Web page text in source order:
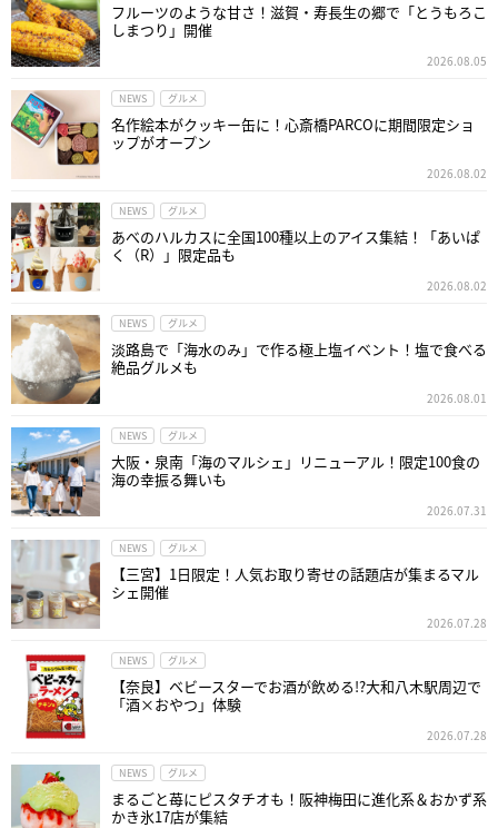
フルーツのような甘さ！滋賀・寿長生の郷で「とうもろこ
しまつり」開催
2026.08.05
NEWS グルメ
名作絵本がクッキー缶に！心斎橋PARCOに期間限定ショ
ップがオープン
2026.08.02
NEWS グルメ
あべのハルカスに全国100種以上のアイス集結！「あいぱ
く（R）」限定品も
2026.08.02
NEWS グルメ
淡路島で「海水のみ」で作る極上塩イベント！塩で食べる
絶品グルメも
2026.08.01
NEWS グルメ
大阪・泉南「海のマルシェ」リニューアル！限定100食の
海の幸振る舞いも
2026.07.31
NEWS グルメ
【三宮】1日限定！人気お取り寄せの話題店が集まるマル
シェ開催
2026.07.28
NEWS グルメ
【奈良】ベビースターでお酒が飲める!?大和八木駅周辺で
「酒×おやつ」体験
2026.07.28
NEWS グルメ
まるごと苺にピスタチオも！阪神梅田に進化系＆おかず系
かき氷17店が集結